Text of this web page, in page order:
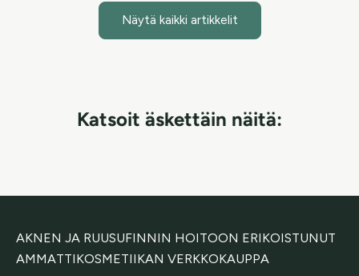
Näytä kaikki artikkelit
Katsoit äskettäin näitä:
AKNEN JA RUUSUFINNIN HOITOON ERIKOISTUNUT
AMMATTIKOSMETIIKAN VERKKOKAUPPA